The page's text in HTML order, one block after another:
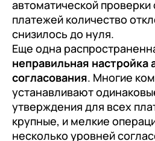
автоматической проверки
платежей количество
снизилось до нуля.
Еще одна
неправильная настройка
согласования. Многие
устанавливают
утверждения для всех
крупные, и мелкие
несколько уровней